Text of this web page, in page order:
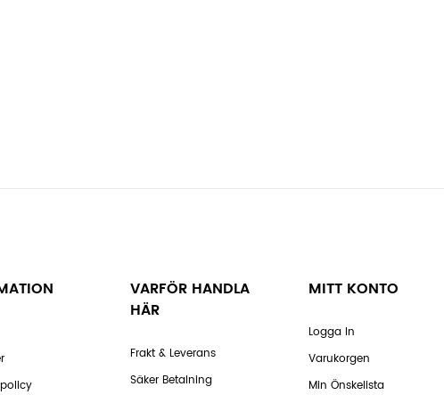
VARFÖR HANDLA
HÄR
Frakt & Leverans
Säker Betalning
MITT KONTO
Logga In
Varukorgen
Min Önskelista